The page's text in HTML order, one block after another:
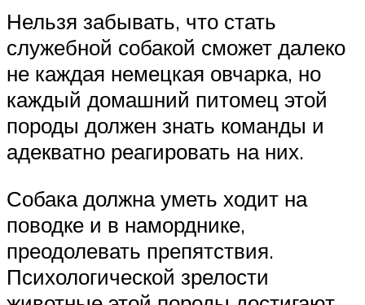
Нельзя забывать, что стать
служебной собакой сможет далеко
не каждая немецкая овчарка, но
каждый домашний питомец этой
породы должен знать команды и
адекватно реагировать на них.
Собака должна уметь ходит на
поводке и в наморднике,
преодолевать препятствия.
Психологической зрелости